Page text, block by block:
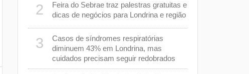
2
Feira do Sebrae traz palestras gratuitas e
dicas de negócios para Londrina e região
3
Casos de síndromes respiratórias
diminuem 43% em Londrina, mas
cuidados precisam seguir redobrados